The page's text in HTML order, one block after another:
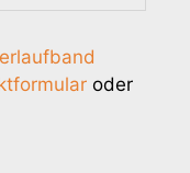
oder